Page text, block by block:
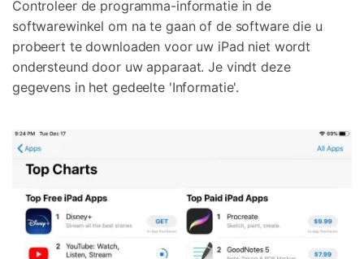
Controleer de programma-informatie in de
softwarewinkel om na te gaan of de software die u
probeert te downloaden voor uw iPad niet wordt
ondersteund door uw apparaat. Je vindt deze
gegevens in het gedeelte 'Informatie'.